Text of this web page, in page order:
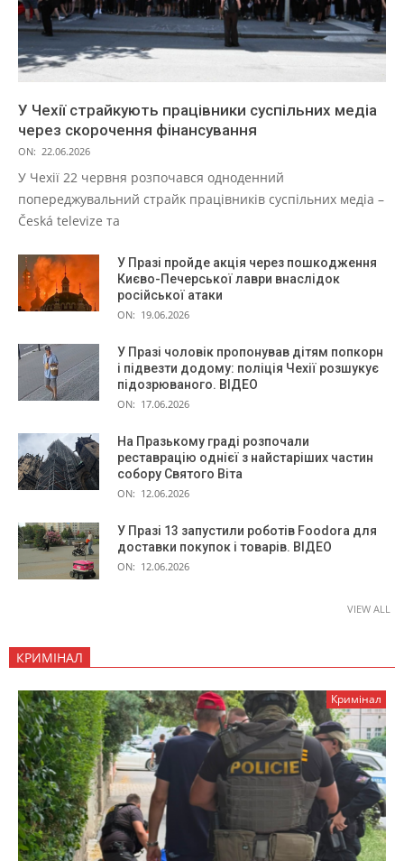
У Чехії страйкують працівники суспільних медіа
через скорочення фінансування
ON: 22.06.2026
У Чехії 22 червня розпочався одноденний
попереджувальний страйк працівників суспільних медіа –
Česká televize та
У Празі пройде акція через пошкодження
Києво-Печерської лаври внаслідок
російської атаки
ON: 19.06.2026
У Празі чоловік пропонував дітям попкорн
і підвезти додому: поліція Чехії розшукує
підозрюваного. ВІДЕО
ON: 17.06.2026
На Празькому граді розпочали
реставрацію однієї з найстаріших частин
собору Святого Віта
ON: 12.06.2026
У Празі 13 запустили роботів Foodora для
доставки покупок і товарів. ВІДЕО
ON: 12.06.2026
VIEW ALL
КРИМІНАЛ
Кримінал